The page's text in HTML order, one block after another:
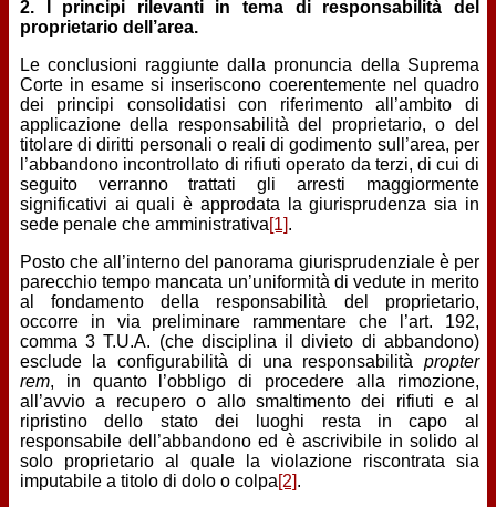
2. I principi rilevantiin tema di responsabilità del
proprietario dell’area.
Le conclusioni raggiunte dalla pronuncia della Suprema
Corte in esame si inseriscono coerentemente nel quadro
dei principi consolidatisi con riferimento all’ambito di
applicazione della responsabilità del proprietario, o del
titolare di diritti personali o reali di godimento sull’area, per
l’abbandono incontrollato di rifiuti operato da terzi, di cui di
seguito verranno trattati gli arresti maggiormente
significativi ai quali è approdata la giurisprudenza sia in
sede penale che amministrativa[1].
Posto che all’interno del panorama giurisprudenziale è per
parecchio tempo mancata un’uniformità di vedute in merito
al fondamento della responsabilità del proprietario,
occorre in via preliminare rammentare che l’art. 192,
comma 3 T.U.A. (che disciplina il divieto di abbandono)
esclude la configurabilità di una responsabilità propter
rem, in quanto l’obbligo di procedere alla rimozione,
all’avvio a recupero o allo smaltimento dei rifiuti e al
ripristino dello stato dei luoghi resta in capo al
responsabile dell’abbandono ed è ascrivibile in solido al
solo proprietario al quale la violazione riscontrata sia
imputabile a titolo di dolo o colpa[2].